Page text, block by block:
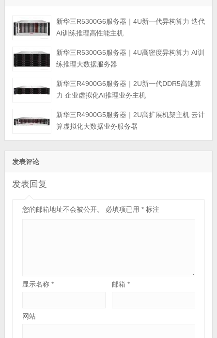
新华三R5300G6服务器｜4U新一代异构算力 迭代
AI训练推理高性能主机
新华三R5300G5服务器｜4U高密度异构算力 AI训
练推理大数据服务器
新华三R4900G6服务器｜2U新一代DDR5高速算
力 企业虚拟化AI推理业务主机
新华三R4900G5服务器｜2U高扩展机架主机 云计
算虚拟化大数据业务服务器
发表评论
发表回复
您的邮箱地址不会被公开。 必填项已用 *标注
显示名称 * 邮箱*
网站